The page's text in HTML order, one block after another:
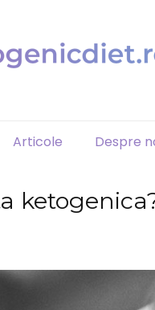
Articole Despre